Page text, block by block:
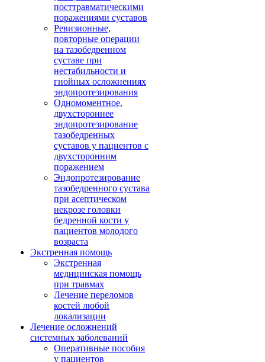
посттравматическими
поражениями суставов
Ревизионные,
повторные операции
на тазобедренном
суставе при
нестабильности и
гнойных осложнениях
эндопротезирования
Одномоментное,
двухстороннее
эндопротезирование
тазобедренных
суставов у пациентов с
двухсторонним
поражением
Эндопротезирование
тазобедренного сустава
при асептическом
некрозе головки
бедренной кости у
пациентов молодого
возраста
Экстренная помощь
Экстренная
медицинская помощь
при травмах
Лечение переломов
костей любой
локализации
Лечение осложнений
системных заболеваний
Оперативные пособия
у пациентов